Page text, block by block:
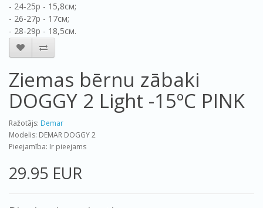
- 24-25р - 15,8см;
- 26-27р - 17см;
- 28-29р - 18,5см.
Ziemas bērnu zābaki
DOGGY 2 Light -15ºС PINK
Ražotājs: Demar
Modelis: DEMAR DOGGY 2
Pieejamība: Ir pieejams
29.95 EUR